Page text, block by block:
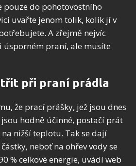
pouze do pohotovostního
uvařte jenom tolik, kolik jí v
A zřejmě nejvíc
úsporném praní, ale musíte
při praní prádla
že prací prášky, jež jsou dnes
hodně účinné, postačí prát
nižší teplotu. Tak se dají
neboť na ohřev vody se
% celkové energie, uvádí web